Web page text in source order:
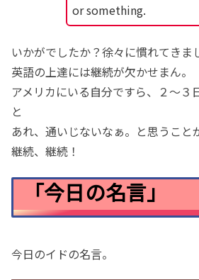
or something.
いかがでしたか？徐々に慣れてきま
英語の上達には継続が欠かせまん。
アメリカにいる自分ですら、２〜３
と
あれ、通いじないなぁ。と思うこと
継続、継続！
「今日の名言」
今日のイドの名言。